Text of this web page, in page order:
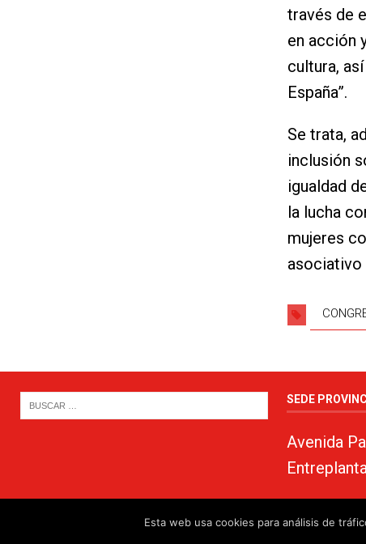
través de
en acción
cultura,
España”.
Se trata,
inclusión
igualdad
la lucha
mujeres
asociativo
SEDE
Avenida
www.psoealmeria.com
Esta web usa cookies para análisis de